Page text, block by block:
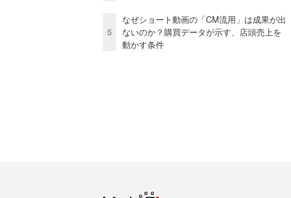
5
なぜショート動画の「CM流用」は成果が出
ないのか？購買データが示す、店頭売上を
動かす条件